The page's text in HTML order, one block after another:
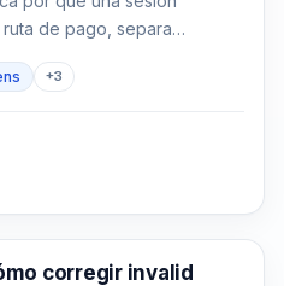
de pago, separa
+3
IA corregir invalid